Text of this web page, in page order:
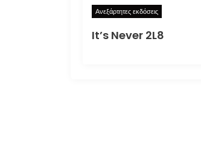
Ανεξάρτητες εκδόσεις
It’s Never 2L8